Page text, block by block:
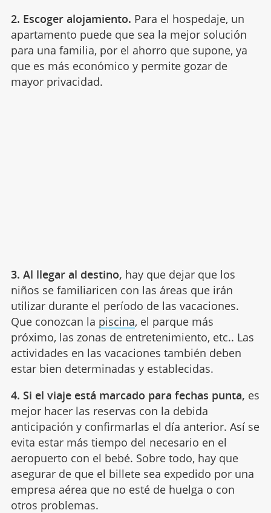
2. Escoger alojamiento. Para el hospedaje, un
apartamento puede que sea la mejor solución
para una familia, por el ahorro que supone, ya
que es más económico y permite gozar de
mayor privacidad.
3. Al llegar al destino, hay que dejar que los
niños se familiaricen con las áreas que irán
utilizar durante el período de las vacaciones.
Que conozcan la piscina, el parque más
próximo, las zonas de entretenimiento, etc.. Las
actividades en las vacaciones también deben
estar bien determinadas y establecidas.
4. Si el viaje está marcado para fechas punta, es
mejor hacer las reservas con la debida
anticipación y confirmarlas el día anterior. Así se
evita estar más tiempo del necesario en el
aeropuerto con el bebé. Sobre todo, hay que
asegurar de que el billete sea expedido por una
empresa aérea que no esté de huelga o con
otros problemas.